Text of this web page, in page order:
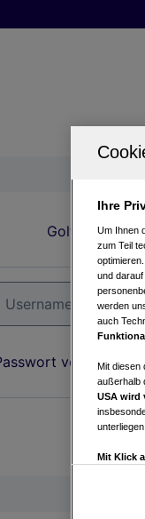
Golfclubs
vergessen?
Ihre
Um Ihnen
zum Teil
und
werden
auch
Mit diesen
außerhalb
USA wird
Mit Klick